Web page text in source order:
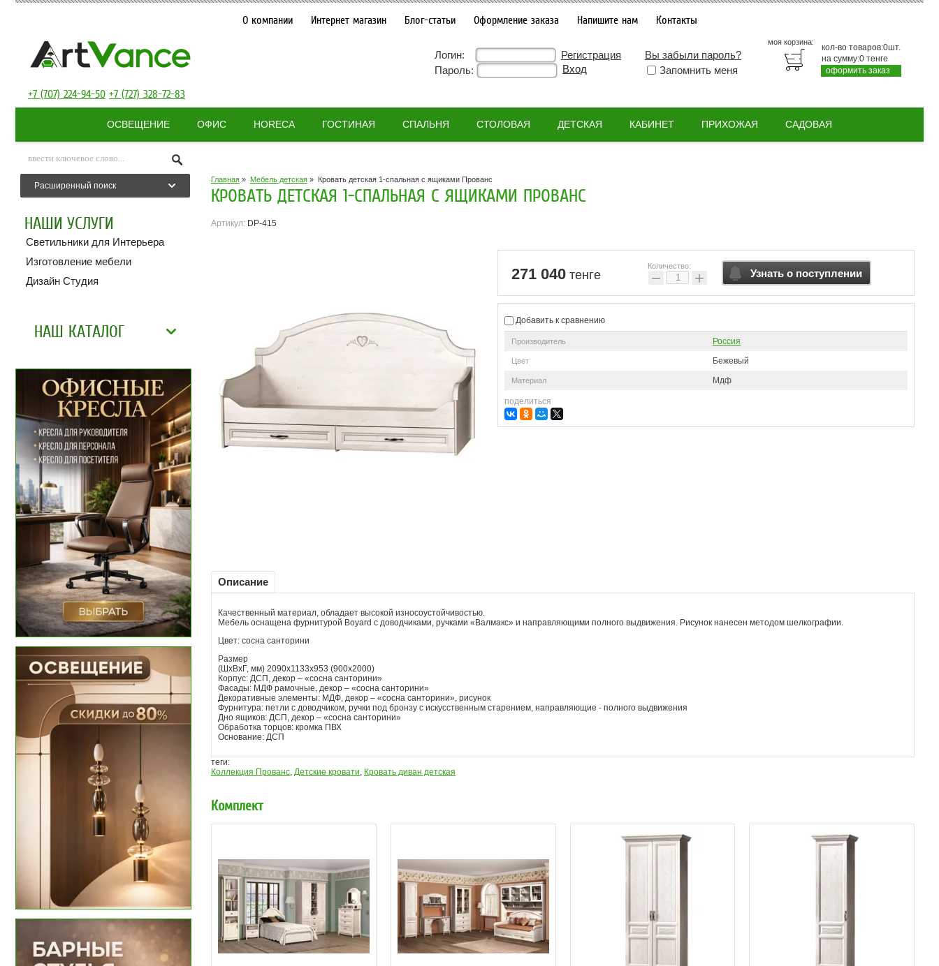
О компании Интернет магазин Блог-статьи Оформление заказа Напишите нам Контакты
Логин: Регистрация
Вы забыли пароль?
Пароль:
Запомнить меня
моя корзина:
кол-во товаров:0шт.
на сумму:0 тенге
оформить заказ
+7 (707) 224-94-50 +7 (727) 328-72-83
ОСВЕЩЕНИЕ ОФИС HORECA ГОСТИНАЯ СПАЛЬНЯ СТОЛОВАЯ ДЕТСКАЯ КАБИНЕТ ПРИХОЖАЯ САДОВАЯ
Расширенный поиск
НАШИ УСЛУГИ
Светильники для Интерьера
Изготовление мебели
Дизайн Студия
НАШ КАТАЛОГ
Главная » Мебель детская » Кровать детская 1-спальная с ящиками Прованс
КРОВАТЬ ДЕТСКАЯ 1-СПАЛЬНАЯ С ЯЩИКАМИ ПРОВАНС
Артикул: DP-415
271 040 тенге
Количество:
− + Узнать о поступлении
Добавить к сравнению
Производитель Россия
Цвет Бежевый
Материал Мдф
поделиться
Описание
Качественный материал, обладает высокой износоустойчивостью.
Мебель оснащена фурнитурой Boyard с доводчиками, ручками «Валмакс» и направляющими полного выдвижения. Рисунок нанесен методом шелкографии.
Цвет: сосна санторини
Размер
(ШхВхГ, мм) 2090х1133х953 (900х2000)
Корпус: ДСП, декор – «сосна санторини»
Фасады: МДФ рамочные, декор – «сосна санторини»
Декоративные элементы: МДФ, декор – «сосна санторини», рисунок
Фурнитура: петли с доводчиком, ручки под бронзу с искусственным старением, направляющие - полного выдвижения
Дно ящиков: ДСП, декор – «сосна санторини»
Обработка торцов: кромка ПВХ
Основание: ДСП
теги:
Коллекция Прованс, Детские кровати, Кровать диван детская
Комплект